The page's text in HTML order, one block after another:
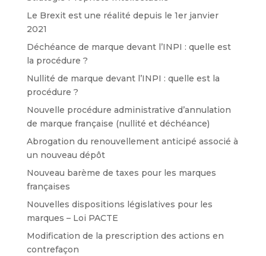
Le Brexit est une réalité depuis le 1er janvier
2021
Déchéance de marque devant l’INPI : quelle est
la procédure ?
Nullité de marque devant l’INPI : quelle est la
procédure ?
Nouvelle procédure administrative d’annulation
de marque française (nullité et déchéance)
Abrogation du renouvellement anticipé associé à
un nouveau dépôt
Nouveau barème de taxes pour les marques
françaises
Nouvelles dispositions législatives pour les
marques – Loi PACTE
Modification de la prescription des actions en
contrefaçon